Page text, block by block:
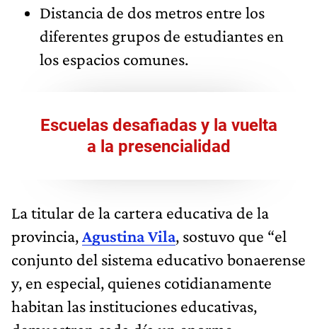
Distancia de dos metros entre los
diferentes grupos de estudiantes en
los espacios comunes.
Escuelas desafiadas y la vuelta
a la presencialidad
La titular de la cartera educativa de la
provincia,Agustina Vila, sostuvo que “el
conjunto del sistema educativo bonaerense
y, en especial, quienes cotidianamente
habitan las instituciones educativas,